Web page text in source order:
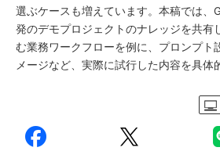
選ぶケースも増えています。本稿では、
発のデモプロジェクトのナレッジを共有
む業務ワークフローを例に、プロンプト
メージなど、実際に試行した内容を具体